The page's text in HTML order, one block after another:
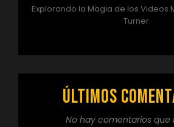
Explorando la Magia de los Videos
Turner
Últimos
No hay comentarios que